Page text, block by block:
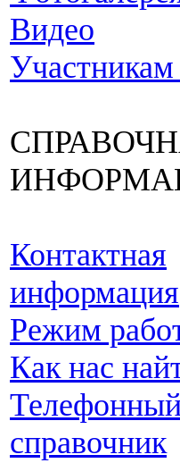
Видео
Контактная
информация
Режим
Как нас
справочник